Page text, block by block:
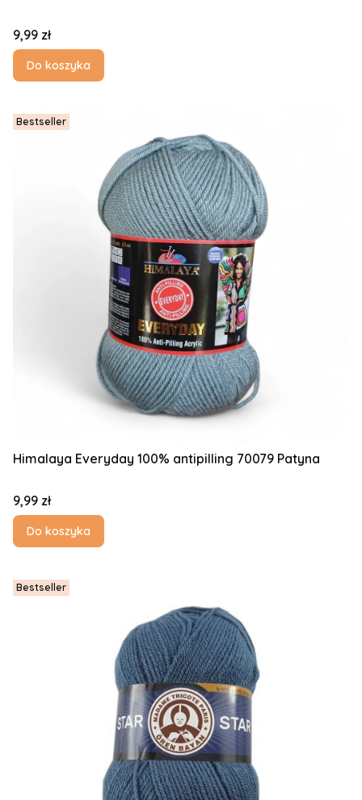
Cena
9,99 zł
Do koszyka
Bestseller
Himalaya Everyday 100% antipilling 70079 Patyna
Cena
9,99 zł
Do koszyka
Bestseller